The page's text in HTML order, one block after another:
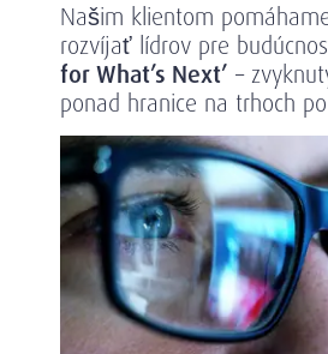
Našim klientom
rozvíjať lídrov pre
for What’s Next’ –
ponad hranice na trhoch